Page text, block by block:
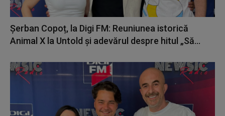
Șerban Copoț, la Digi FM: Reuniunea istorică
Animal X la Untold și adevărul despre hitul „Să...